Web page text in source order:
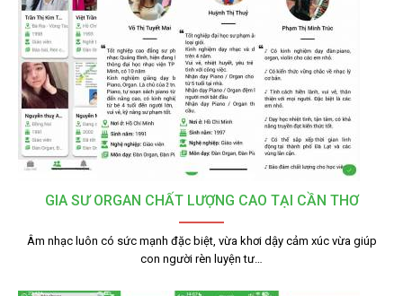
GIA SƯ ORGAN CHẤT LƯỢNG CAO TẠI CẦN THƠ
Âm nhạc luôn có sức mạnh đặc biệt, vừa khơi dậy cảm xúc vừa giúp
con người rèn luyện tư…